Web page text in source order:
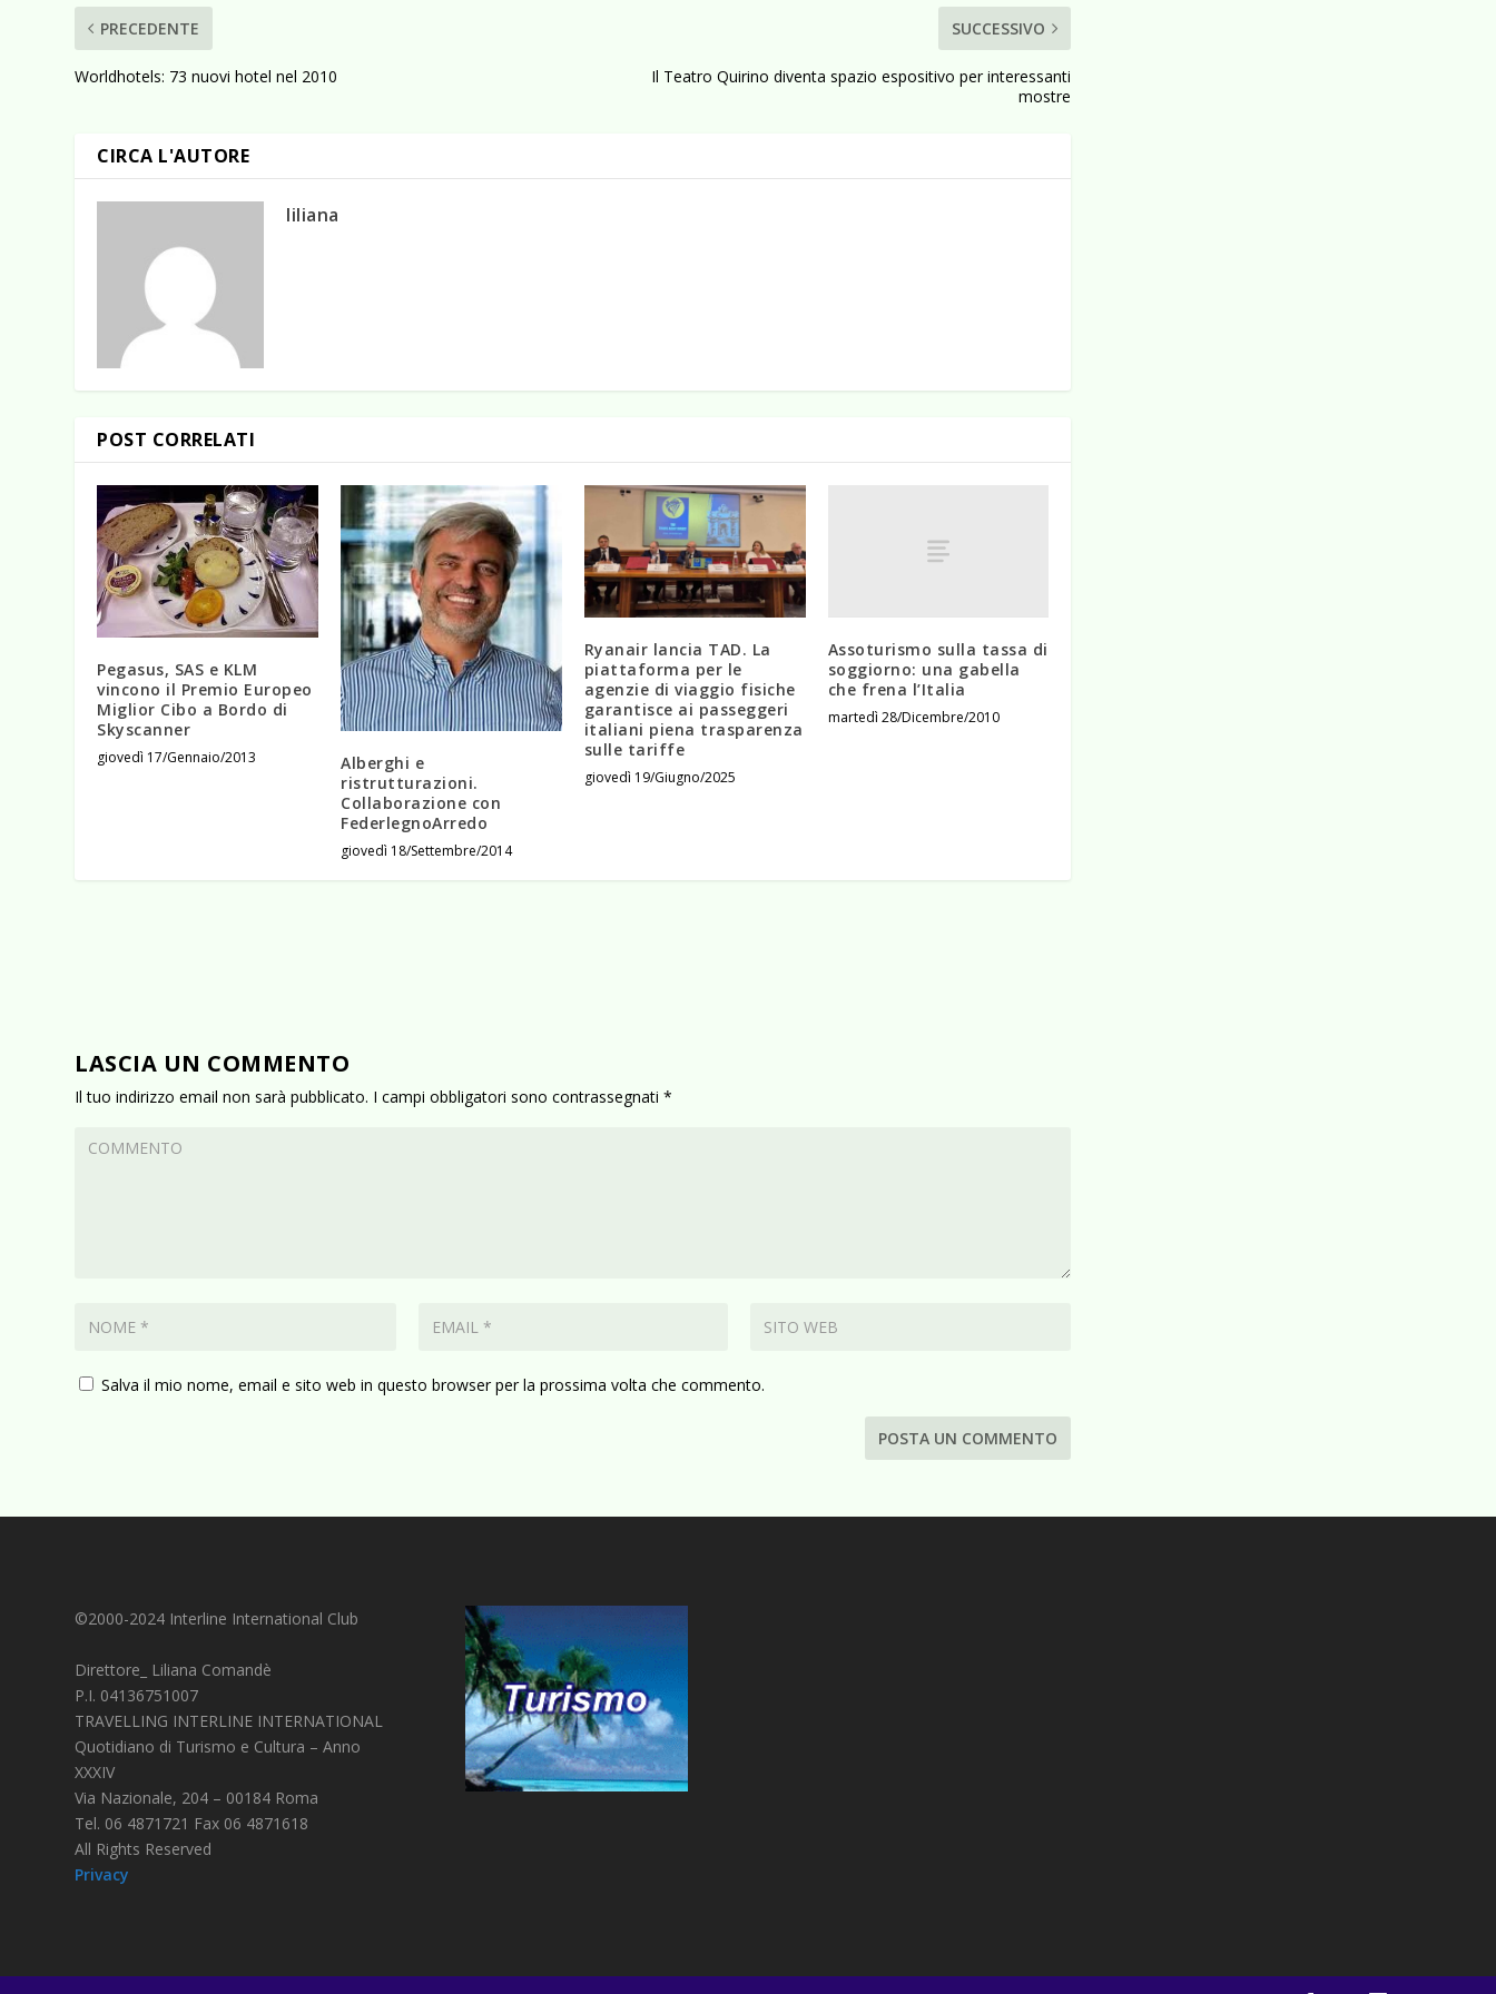
PRECEDENTE
Worldhotels: 73 nuovi hotel nel 2010
SUCCESSIVO
Il Teatro Quirino diventa spazio espositivo per interessanti
mostre
CIRCA L'AUTORE
liliana
POST CORRELATI
Pegasus, SAS e KLM
vincono il Premio Europeo
Miglior Cibo a Bordo di
Skyscanner
giovedì 17/Gennaio/2013
Alberghi e
ristrutturazioni.
Collaborazione con
FederlegnoArredo
giovedì 18/Settembre/2014
Ryanair lancia TAD. La
piattaforma per le
agenzie di viaggio fisiche
garantisce ai passeggeri
italiani piena trasparenza
sulle tariffe
giovedì 19/Giugno/2025
Assoturismo sulla tassa di
soggiorno: una gabella
che frena l’Italia
martedì 28/Dicembre/2010
LASCIA UN COMMENTO
Il tuo indirizzo email non sarà pubblicato. I campi obbligatori sono contrassegnati*
Salva il mio nome, email e sito web in questo browser per la prossima volta che commento.
©2000-2024 Interline International Club
Direttore_ Liliana Comandè
P.I. 04136751007
TRAVELLING INTERLINE INTERNATIONAL
Quotidiano di Turismo e Cultura – Anno
XXXIV
Via Nazionale, 204 – 00184 Roma
Tel. 06 4871721 Fax 06 4871618
All Rights Reserved
Privacy